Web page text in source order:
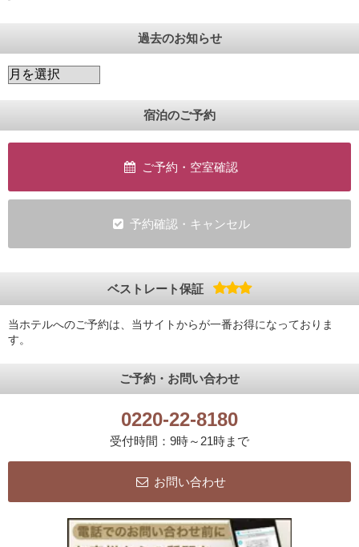
過去のお知らせ
宿泊のご予約
ご予約・空室確認
予約確認・キャンセル
ベストレート保証
当ホテルへのご予約は、当サイトからが一番お得になっておりま
す。
ご予約・お問い合わせ
0220-22-8180
受付時間：9時～21時まで
お問い合わせ